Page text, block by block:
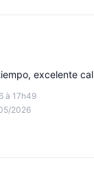
à 17h49
2026
excelente